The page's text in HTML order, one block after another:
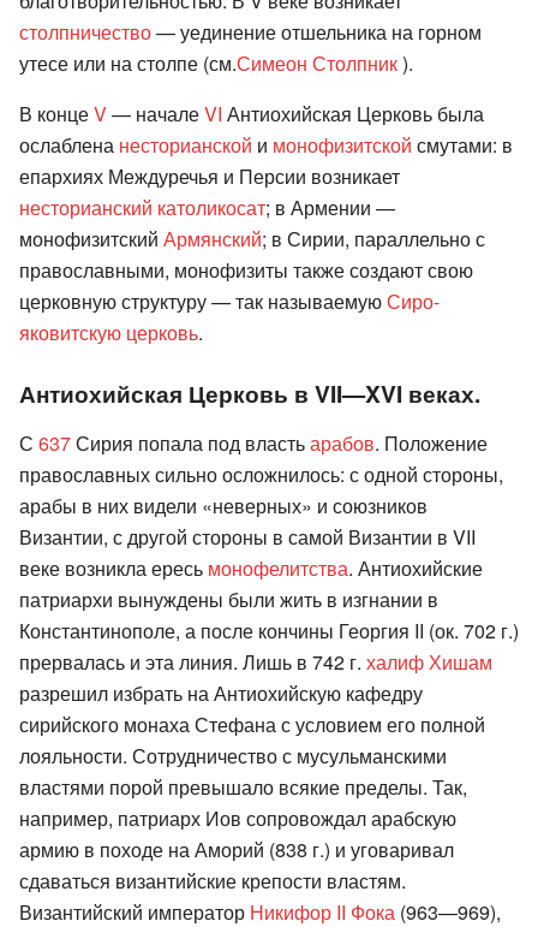
столпничество— уединение отшельника на горном
утесе или на столпе (см.Симеон Столпник).
В концеV— началеVI Антиохийская Церковь была
ослаблена несторианской и монофизитской смутами: в
епархиях Междуречья и Персии возникает
несторианский католикосат; в Армении —
монофизитский Армянский; в Сирии, параллельно с
православными, монофизиты также создают свою
церковную структуру — так называемуюСиро-
яковитскую церковь.
Антиохийская Церковь в VII—XVI веках.
С 637Сирия попала под властьарабов. Положение
православных сильно осложнилось: с одной стороны,
арабы в них видели «неверных» и союзников
Византии, с другой стороны в самой Византии в VII
веке возникла ересь монофелитства. Антиохийские
патриархи вынуждены были жить в изгнании в
Константинополе, а после кончины Георгия II (ок. 702 г.)
прервалась и эта линия. Лишь в 742 г. халиф Хишам
разрешил избрать на Антиохийскую кафедру
сирийского монаха Стефана с условием его полной
лояльности. Сотрудничество с мусульманскими
властями порой превышало всякие пределы. Так,
например, патриарх Иов сопровождал арабскую
армию в походе на Аморий (838 г.) и уговаривал
сдаваться византийские крепости властям.
Византийский император Никифор II Фока (963—969),